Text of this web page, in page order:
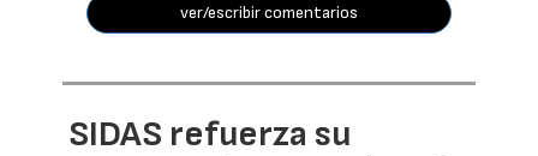
ver/escribir comentarios
SIDAS refuerza su